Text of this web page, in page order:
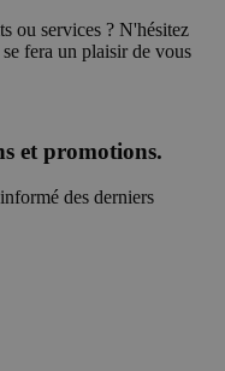
ou services ? N'hésitez
fera un plaisir de vous
et promotions.
des derniers